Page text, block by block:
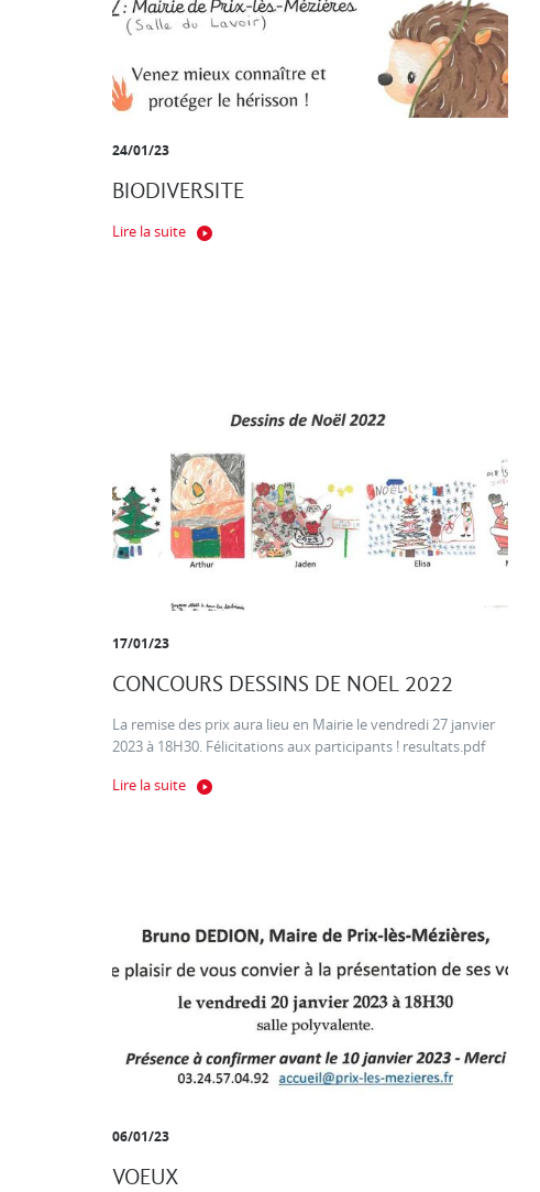
24/01/23
BIODIVERSITE
Lire la suite
17/01/23
CONCOURS DESSINS DE NOEL 2022
La remise des prix aura lieu en Mairie le vendredi 27 janvier
2023 à 18H30. Félicitations aux participants ! resultats.pdf
Lire la suite
06/01/23
VOEUX